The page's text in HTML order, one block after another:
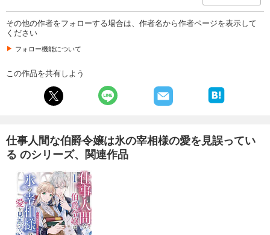
その他の作者をフォローする場合は、作者名から作者ページを表示して
ください
フォロー機能について
この作品を共有しよう
仕事人間な伯爵令嬢は氷の宰相様の愛を見誤ってい
る のシリーズ、関連作品